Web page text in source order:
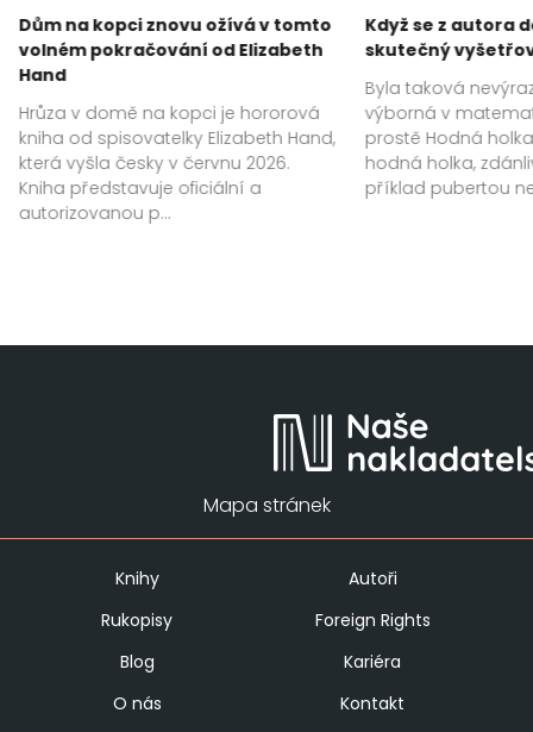
Dům na kopci znovu ožívá v tomto
volném pokračování od Elizabeth
Hand
Hrůza v domě na kopci je hororová
kniha od spisovatelky Elizabeth Hand,
která vyšla česky v červnu 2026.
Kniha představuje oficiální a
autorizovanou p...
Když se z autora
skutečný
Byla taková
výborná v
prostě Hodná
hodná holka,
příklad pubertou
Mapa stránek
Knihy
Autoři
Rukopisy
Foreign Rights
Blog
Kariéra
O nás
Kontakt